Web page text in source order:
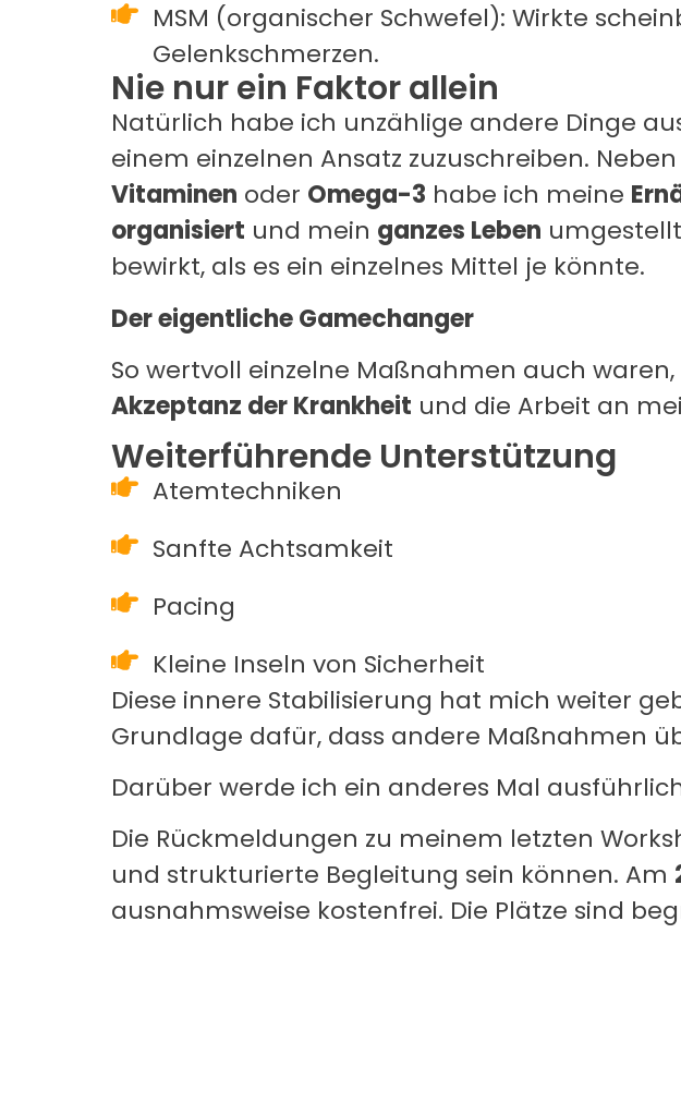
MSM (organischer Schwefel): Wirkte
Gelenkschmerzen.
Nie nur ein Faktor allein
Natürlich habe ich unzählige andere Dinge
einem einzelnen Ansatz zuzuschreiben.
Vitaminen oder Omega-3 habe ich meine
organisiert und mein ganzes Leben
bewirkt, als es ein einzelnes Mittel je könnte.
Der eigentliche Gamechanger
So wertvoll einzelne Maßnahmen auch
Akzeptanz der Krankheit und die Arbeit an
Weiterführende Unterstützung
Atemtechniken
Sanfte Achtsamkeit
Pacing
Kleine Inseln von Sicherheit
Diese innere Stabilisierung hat mich weiter
Grundlage dafür, dass andere Maßnahmen
Darüber werde ich ein anderes Mal
Die Rückmeldungen zu meinem letzten
und strukturierte Begleitung sein können. Am
ausnahmsweise kostenfrei. Die Plätze sind